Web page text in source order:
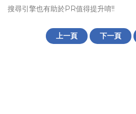
搜尋引擎也有助於PR值得提升唷!!
上一頁 下一頁